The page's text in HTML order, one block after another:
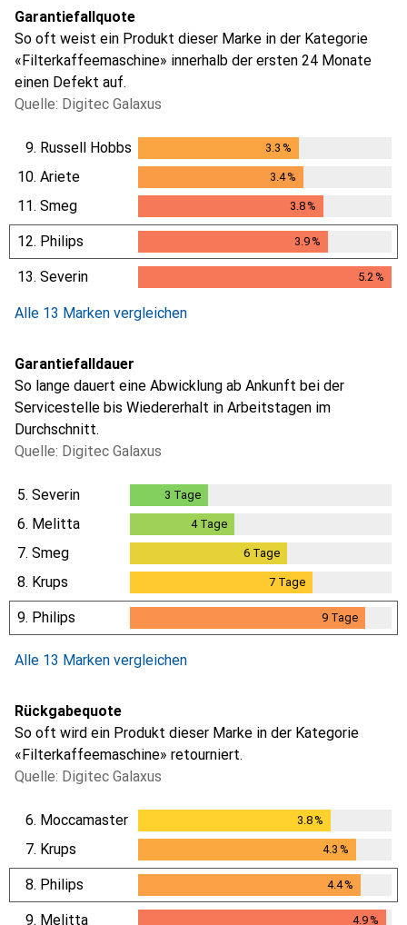
Garantiefallquote
So oft weist ein Produkt dieser Marke in der Kategorie
«Filterkaffeemaschine» innerhalb der ersten 24 Monate
einen Defekt auf.
Quelle: Digitec Galaxus
9. Russell Hobbs 3.3 %
10. Ariete 3.4%
11. Smeg 3.8%
12. Philips 3.9%
13. Severin 5.2%
Alle 13 Marken vergleichen
Garantiefalldauer
So lange dauert eine Abwicklung ab Ankunft bei der
Servicestelle bis Wiedererhalt in Arbeitstagen im
Durchschnitt.
Quelle: Digitec Galaxus
5. Severin 3 Tage
6. Melitta 4Tage
7. Smeg 6Tage
8. Krups 7 Tage
9. Philips 9 Tage
9Tage
Alle 13 Marken vergleichen
Rückgabequote
So oft wird ein Produkt dieser Marke in der Kategorie
«Filterkaffeemaschine» retourniert.
Quelle: Digitec Galaxus
6. Moccamaster 3.8%
7. Krups 4.3 %
4.3%
8. Philips 4.4%
4.4%
9. Melitta 4.9%